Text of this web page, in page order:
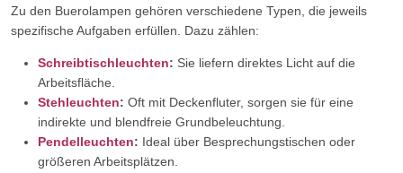
Zu den Buerolampen gehören verschiedene Typen, die jeweils
spezifische Aufgaben erfüllen. Dazu zählen:
Schreibtischleuchten: Sie liefern direktes Licht auf die
Arbeitsfläche.
Stehleuchten: Oft mit Deckenfluter, sorgen sie für eine
indirekte und blendfreie Grundbeleuchtung.
Pendelleuchten: Ideal über Besprechungstischen oder
größeren Arbeitsplätzen.